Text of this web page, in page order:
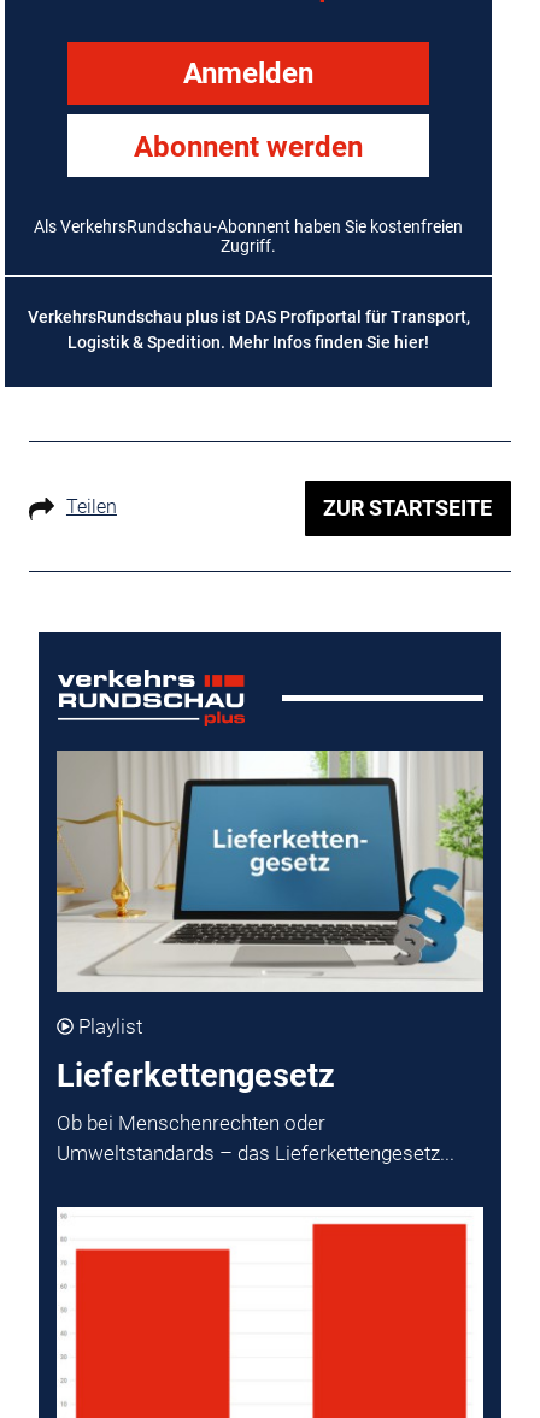
Anmelden
Abonnent werden
Als VerkehrsRundschau-Abonnent haben Sie kostenfreien
Zugriff.
VerkehrsRundschau plus ist DAS Profiportal für Transport,
Logistik & Spedition. Mehr Infos finden Sie hier!
Teilen ZUR STARTSEITE
Playlist
Lieferkettengesetz
Ob bei Menschenrechten oder
Umweltstandards – das Lieferkettengesetz...